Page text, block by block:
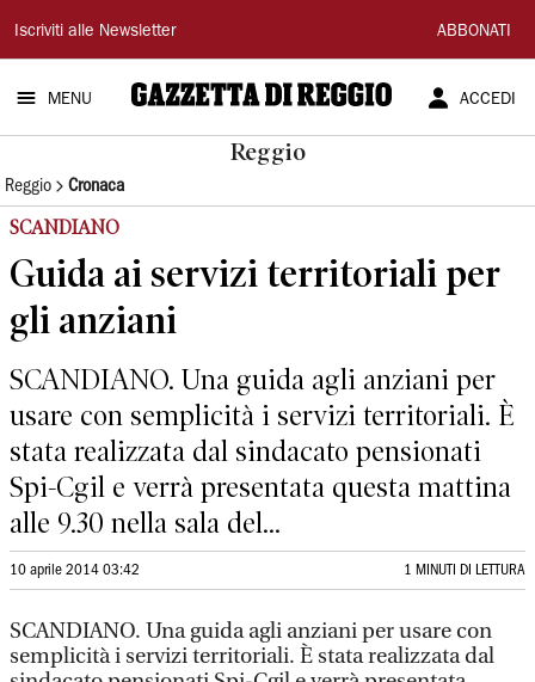
Gazzetta
di
Reggio
Iscriviti alle Newsletter ABBONATI
MENU ACCEDI
Reggio
Reggio Cronaca
SCANDIANO
Guida ai servizi territoriali per
gli anziani
SCANDIANO. Una guida agli anziani per
usare con semplicità i servizi territoriali. È
stata realizzata dal sindacato pensionati
Spi-Cgil e verrà presentata questa mattina
alle 9.30 nella sala del...
10 aprile 2014 03:42 1 MINUTI DI LETTURA
SCANDIANO. Una guida agli anziani per usare con
semplicità i servizi territoriali. È stata realizzata dal